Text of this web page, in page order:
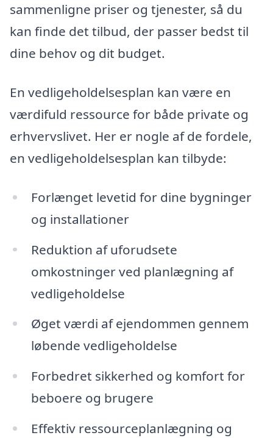
sammenligne priser og tjenester, så du
kan finde det tilbud, der passer bedst til
dine behov og dit budget.
En vedligeholdelsesplan kan være en
værdifuld ressource for både private og
erhvervslivet. Her er nogle af de fordele,
en vedligeholdelsesplan kan tilbyde:
Forlænget levetid for dine bygninger
og installationer
Reduktion af uforudsete
omkostninger ved planlægning af
vedligeholdelse
Øget værdi af ejendommen gennem
løbende vedligeholdelse
Forbedret sikkerhed og komfort for
beboere og brugere
Effektiv ressourceplanlægning og